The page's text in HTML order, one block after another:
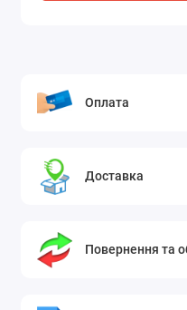
Оплата
Доставка
Повернення та